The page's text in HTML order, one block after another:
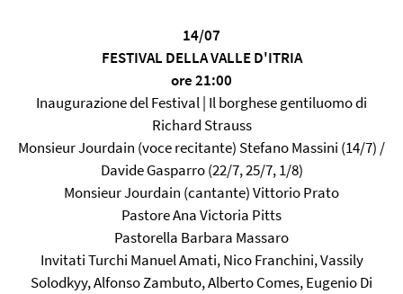
14/07
FESTIVAL DELLA VALLE D'ITRIA
ore 21:00
Inaugurazione del Festival | Il borghese gentiluomo di
Richard Strauss
Monsieur Jourdain (voce recitante) Stefano Massini (14/7) /
Davide Gasparro (22/7, 25/7, 1/8)
Monsieur Jourdain (cantante) Vittorio Prato
Pastore Ana Victoria Pitts
Pastorella Barbara Massaro
Invitati Turchi Manuel Amati, Nico Franchini, Vassily
Solodkyy, Alfonso Zambuto, Alberto Comes, Eugenio Di